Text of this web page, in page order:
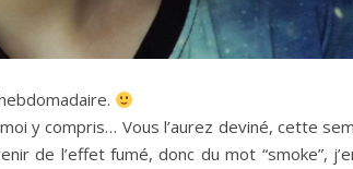
y compris… Vous l’aurez deviné, cette
de l’effet fumé, donc du mot “smoke”,